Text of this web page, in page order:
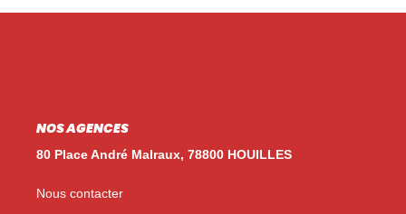
EN ES
NOS AGENCES
80 Place André Malraux, 78800 HOUILLES
Nous contacter